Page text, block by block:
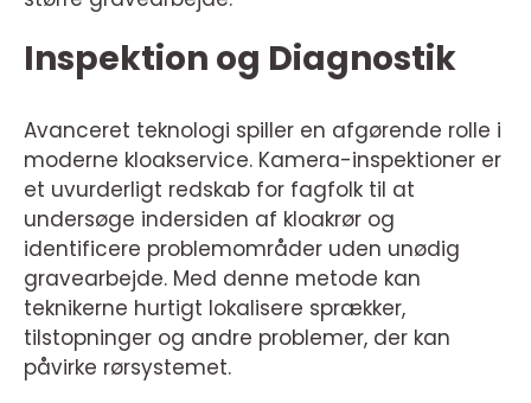
Inspektion og Diagnostik
Avanceret teknologi spiller en afgørende rolle i
moderne kloakservice. Kamera-inspektioner er
et uvurderligt redskab for fagfolk til at
undersøge indersiden af kloakrør og
identificere problemområder uden unødig
gravearbejde. Med denne metode kan
teknikerne hurtigt lokalisere sprækker,
tilstopninger og andre problemer, der kan
påvirke rørsystemet.